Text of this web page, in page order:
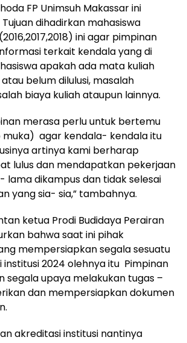
FP Unimsuh Makassar ini
dihadirkan mahasiswa
ini agar pimpinan
terkait kendala yang di
apakah ada mata kuliah
belum dilulusi, masalah
biaya kuliah ataupun lainnya.
merasa perlu untuk bertemu
agar kendala- kendala itu
artinya kami berharap
lulus dan mendapatkan pekerjaan
lama dikampus dan tidak selesai
yang sia- sia,” tambahnya.
ketua Prodi Budidaya Perairan
bahwa saat ini pihak
mempersiapkan segala sesuatu
2024 olehnya itu Pimpinan
segala upaya melakukan tugas –
dan mempersiapkan dokumen
akreditasi institusi nantinya